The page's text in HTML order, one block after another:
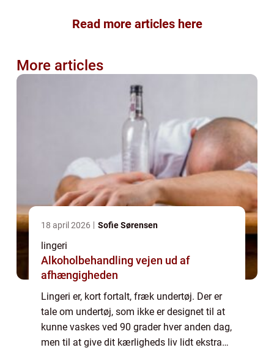
Read more articles here
More articles
18 april 2026 Sofie Sørensen
lingeri
Alkoholbehandling vejen ud af
afhængigheden
Lingeri er, kort fortalt, fræk undertøj. Der er
tale om undertøj, som ikke er designet til at
kunne vaskes ved 90 grader hver anden dag,
men til at give dit kærligheds liv lidt ekstra